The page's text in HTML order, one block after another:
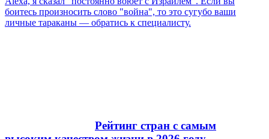
боитесь произносить слово "война", то это сугубо ваши
личные тараканы — обратись к специалисту.
Рейтинг стран с самым